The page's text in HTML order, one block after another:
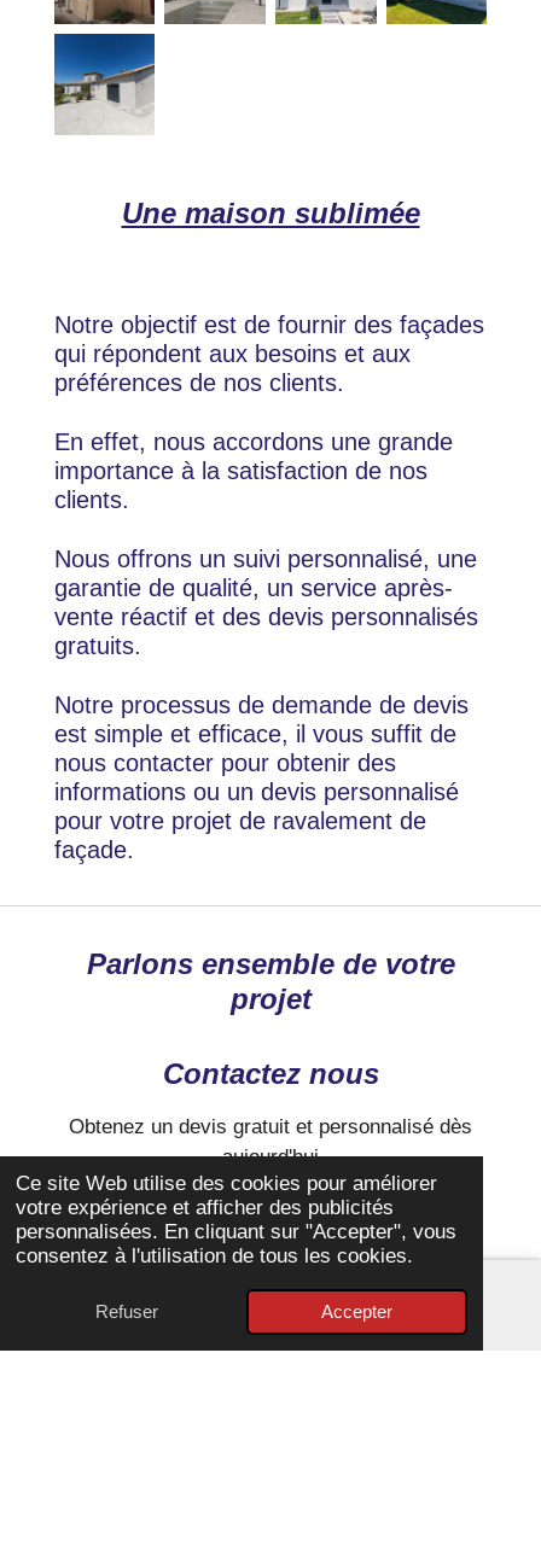
Ce site Web utilise des cookies pour améliorer
votre expérience et afficher des publicités
personnalisées. En cliquant sur "Accepter", vous
consentez à l'utilisation de tous les cookies.
Refuser Accepter
Une maison sublimée
Notre objectif est de fournir des façades
qui répondent aux besoins et aux
préférences de nos clients.
En effet, nous accordons une grande
importance à la satisfaction de nos
clients.
Nous offrons un suivi personnalisé, une
garantie de qualité, un service après-
vente réactif et des devis personnalisés
gratuits.
Notre processus de demande de devis
est simple et efficace, il vous suffit de
nous contacter pour obtenir des
informations ou un devis personnalisé
pour votre projet de ravalement de
façade.
Parlons ensemble de votre
projet
Contactez nous
Obtenez un devis gratuit et personnalisé dès
aujourd'hui
Demandez vôtre devis
© 2024 TRENTE ET UNE FAÇADES SASU SIREN : 929
E-mail